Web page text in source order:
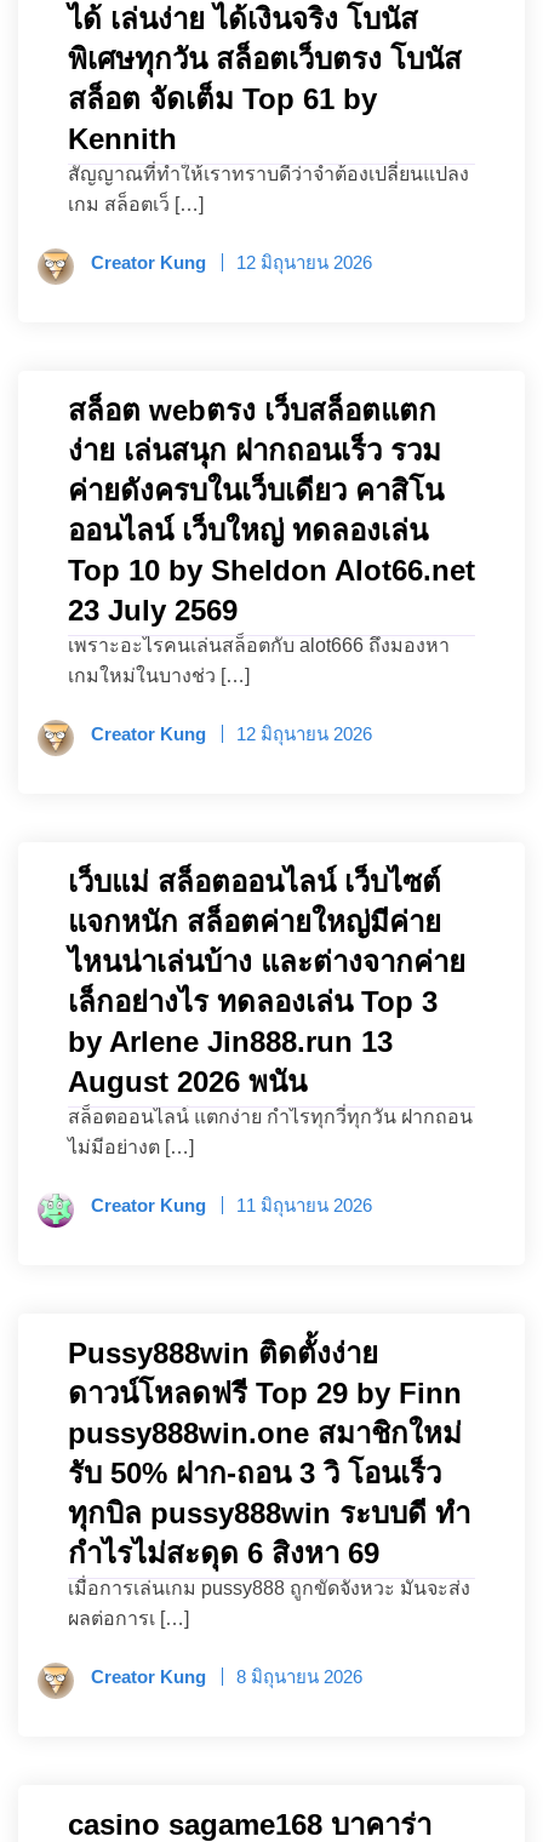
ได้ เล่นง่าย ได้เงินจริง โบนัส
พิเศษทุกวัน สล็อตเว็บตรง โบนัส
สล็อต จัดเต็ม Top 61 by
Kennith
สัญญาณที่ทำให้เราทราบดีว่าจำต้องเปลี่ยนแปลง
เกม สล็อตเว็ […]
Creator Kung 12 มิถุนายน 2026
สล็อต webตรง เว็บสล็อตแตก
ง่าย เล่นสนุก ฝากถอนเร็ว รวม
ค่ายดังครบในเว็บเดียว คาสิโน
ออนไลน์ เว็บใหญ่ ทดลองเล่น
Top 10 by Sheldon Alot66.net
23 July 2569
เพราะอะไรคนเล่นสล็อตกับ alot666 ถึงมองหา
เกมใหม่ในบางช่ว […]
Creator Kung 12 มิถุนายน 2026
เว็บแม่ สล็อตออนไลน์ เว็บไซต์
แจกหนัก สล็อตค่ายใหญ่มีค่าย
ไหนน่าเล่นบ้าง และต่างจากค่าย
เล็กอย่างไร ทดลองเล่น Top 3
by Arlene Jin888.run 13
August 2026 พนัน
สล็อตออนไลน์ แตกง่าย กำไรทุกวี่ทุกวัน ฝากถอน
ไม่มีอย่างต […]
Creator Kung 11 มิถุนายน 2026
Pussy888win ติดตั้งง่าย
ดาวน์โหลดฟรี Top 29 by Finn
pussy888win.one สมาชิกใหม่
รับ 50% ฝาก-ถอน 3 วิ โอนเร็ว
ทุกบิล pussy888win ระบบดี ทำ
กำไรไม่สะดุด 6 สิงหา 69
เมื่อการเล่นเกม pussy888 ถูกขัดจังหวะ มันจะส่ง
ผลต่อการเ […]
Creator Kung 8 มิถุนายน 2026
casino sagame168 บาคาร่า